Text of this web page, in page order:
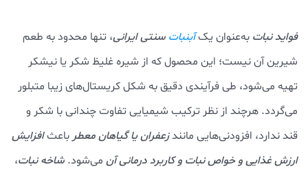
فواید نبات به‌عنوان یکآبنبات سنتی ایرانی، تنها محدود به طعم
شیرین آن نیست؛ این محصول که از شیره غلیظ شکر یا نیشکر
تهیه می‌شود، طی فرآیندی دقیق به شکل کریستال‌های زیبا متبلور
می‌گردد. هرچند از نظر ترکیب شیمیایی تفاوت چندانی با شکر و
قند ندارد، افزودنی‌هایی مانندزعفران یا گیاهان معطر باعثافزایش
ارزش غذایی و خواص نبات و کاربرد درمانی آن می‌شود. شاخه نبات،